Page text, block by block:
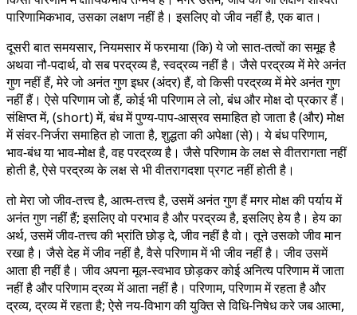
पारिणामिकभाव, उसका लक्षण नहीं है। इसलिए वो जीव नहीं है, एक बात।
दूसरी बात समयसार, नियमसार में फरमाया (कि) ये जो सात-तत्वों का समूह है
अथवा नौ-पदार्थ, वो सब परद्रव्य है, स्वद्रव्य नहीं है। जैसे परद्रव्य में मेरे अनंत
गुण नहीं हैं, मेरे जो अनंत गुण इधर (अंदर) हैं, वो किसी परद्रव्य में मेरे अनंत गुण
नहीं हैं। ऐसे परिणाम जो हैं, कोई भी परिणाम ले लो, बंध और मोक्ष दो प्रकार हैं।
संक्षिप्त में, (short) में, बंध में पुण्य-पाप-आस्रव समाहित हो जाता है (और) मोक्ष
में संवर-निर्जरा समाहित हो जाता है, शुद्धता की अपेक्षा (से)। ये बंध परिणाम,
भाव-बंध या भाव-मोक्ष है, वह परद्रव्य है। जैसे परिणाम के लक्ष से वीतरागता नहीं
होती है, ऐसे परद्रव्य के लक्ष से भी वीतरागदशा प्रगट नहीं होती है।
तो मेरा जो जीव-तत्त्व है, आत्म-तत्त्व है, उसमें अनंत गुण हैं मगर मोक्ष की पर्याय में
अनंत गुण नहीं हैं; इसलिए वो परभाव है और परद्रव्य है, इसलिए हेय है। हेय का
अर्थ, उसमें जीव-तत्त्व की भ्रांति छोड़ दे, जीव नहीं है वो। तूने उसको जीव मान
रखा है। जैसे देह में जीव नहीं है, वैसे परिणाम में भी जीव नहीं है। जीव उसमें
आता ही नहीं है। जीव अपना मूल-स्वभाव छोड़कर कोई अनित्य परिणाम में जाता
नहीं है और परिणाम द्रव्य में आता नहीं है। परिणाम, परिणाम में रहता है और
द्रव्य, द्रव्य में रहता है; ऐसे नय-विभाग की युक्ति से विधि-निषेध करे जब आत्मा,